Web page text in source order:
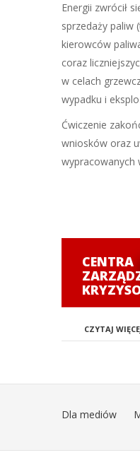
Energii zwrócił
sprzedaży paliw
kierowców
coraz
w celach
wypadku i
Ćwiczenie
wniosków oraz
wypracowanych
CENTRA
CZYTAJ
Dla mediów